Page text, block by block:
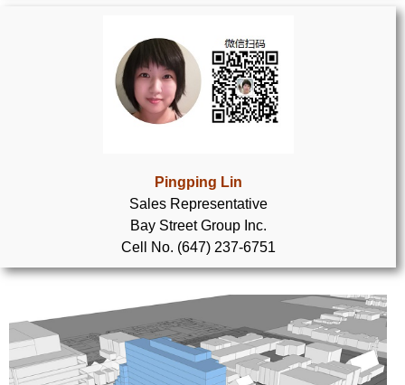
列治文山楼花项目
旺市楼花项目
加拿大房地产网站
大多伦多教育网站
Pingping Lin
Sales Representative
Bay Street Group Inc.
Cell No. (647) 237-6751